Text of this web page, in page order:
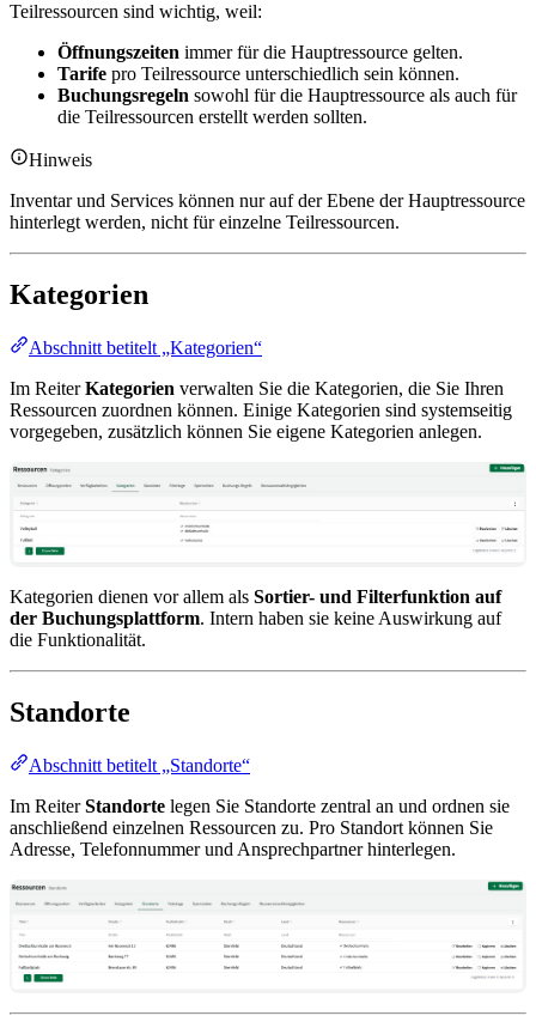
Teilressourcen sind wichtig, weil:
Öffnungszeiten immer für die Hauptressource gelten.
Tarife pro Teilressource unterschiedlich sein können.
Buchungsregeln sowohl für die Hauptressource als auch für
die Teilressourcen erstellt werden sollten.
Hinweis
Inventar und Services können nur auf der Ebene der Hauptressource
hinterlegt werden, nicht für einzelne Teilressourcen.
Kategorien
Abschnitt betitelt „Kategorien“
Im ReiterKategorien verwalten Sie die Kategorien, die Sie Ihren
Ressourcen zuordnen können. Einige Kategorien sind systemseitig
vorgegeben, zusätzlich können Sie eigene Kategorien anlegen.
Kategorien dienen vor allem als Sortier- und Filterfunktion auf
der Buchungsplattform. Intern haben sie keine Auswirkung auf
die Funktionalität.
Standorte
Abschnitt betitelt „Standorte“
Im ReiterStandorte legen Sie Standorte zentral an und ordnen sie
anschließend einzelnen Ressourcen zu. Pro Standort können Sie
Adresse, Telefonnummer und Ansprechpartner hinterlegen.